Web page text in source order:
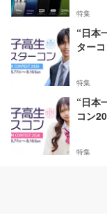
特集
“日本
ター
特集
“日本
コン
特集